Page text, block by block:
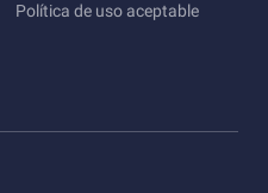
Política de uso aceptable